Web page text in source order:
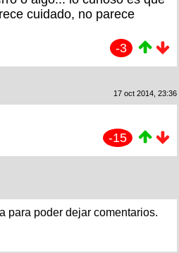
cuidado, no parece
-3
17 oct 2014, 23:36
-15
para poder dejar comentarios.